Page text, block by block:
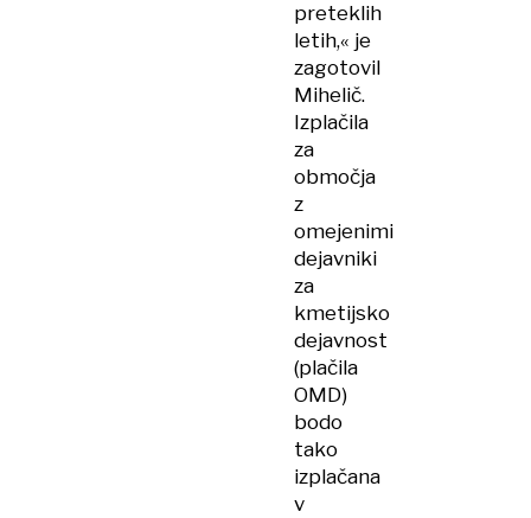
preteklih
letih,« je
zagotovil
Mihelič.
Izplačila
za
območja
z
omejenimi
dejavniki
za
kmetijsko
dejavnost
(plačila
OMD)
bodo
tako
izplačana
v